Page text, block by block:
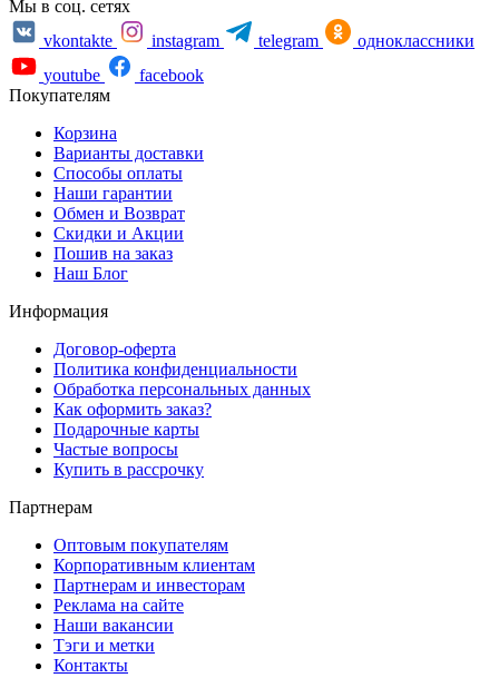
Мы в соц. сетях
vkontakte
instagram telegram
одноклассники
youtube
facebook
Покупателям
Корзина
Варианты доставки
Способы оплаты
Наши гарантии
Обмен и Возврат
Скидки и Акции
Пошив на заказ
Наш Блог
Информация
Договор-оферта
Политика конфиденциальности
Обработка персональных данных
Как оформить заказ?
Подарочные карты
Частые вопросы
Купить в рассрочку
Партнерам
Оптовым покупателям
Корпоративным клиентам
Партнерам и инвесторам
Реклама на сайте
Наши вакансии
Тэги и метки
Контакты